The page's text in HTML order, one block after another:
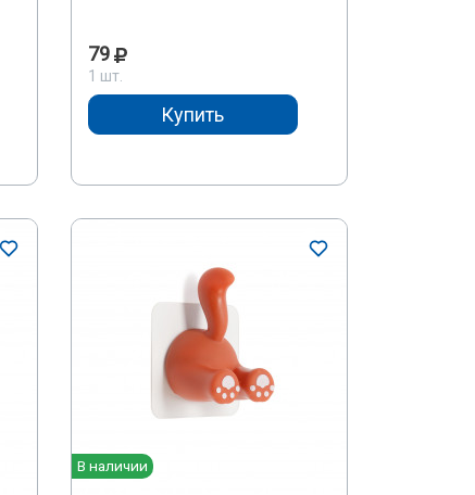
79
1 шт.
Купить
В наличии